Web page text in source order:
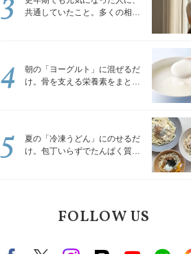
共通していたこと。多くの相談
朝の「ヨーグルト」に混ぜるだ
け。骨を支える栄養素をまとめ
4
夏の「冷凍うどん」にのせるだ
け。包丁いらずでたんぱく質を
5
FOLLOW US